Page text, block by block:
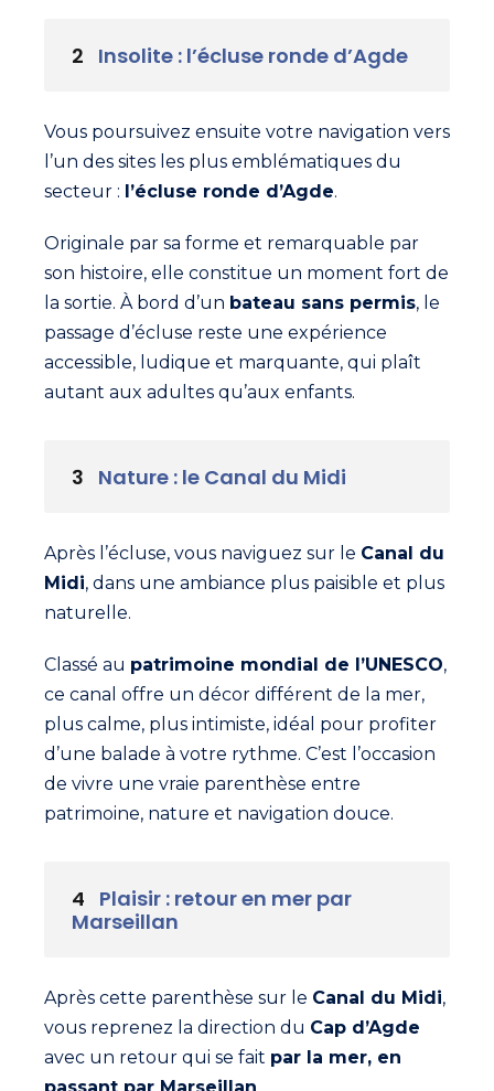
2 Insolite : l’écluse ronde d’Agde
Vous poursuivez ensuite votre navigation vers
l’un des sites les plus emblématiques du
secteur : l’écluse ronde d’Agde.
Originale par sa forme et remarquable par
son histoire, elle constitue un moment fort de
la sortie. À bord d’un bateau sans permis, le
passage d’écluse reste une expérience
accessible, ludique et marquante, qui plaît
autant aux adultes qu’aux enfants.
3 Nature : le Canal du Midi
Après l’écluse, vous naviguez sur le Canal du
Midi, dans une ambiance plus paisible et plus
naturelle.
Classé au patrimoine mondial de l’UNESCO,
ce canal offre un décor différent de la mer,
plus calme, plus intimiste, idéal pour profiter
d’une balade à votre rythme. C’est l’occasion
de vivre une vraie parenthèse entre
patrimoine, nature et navigation douce.
4 Plaisir : retour en mer par
Marseillan
Après cette parenthèse sur le Canal du Midi,
vous reprenez la direction du Cap d’Agde
avec un retour qui se fait par la mer, en